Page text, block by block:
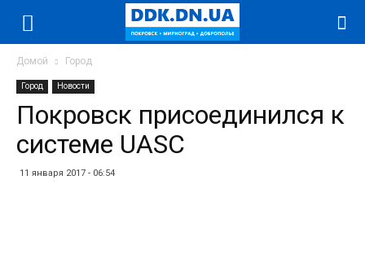
Домой Город
Город Новости
Покровск присоединился к
системе UASC
11 января 2017 - 06:54